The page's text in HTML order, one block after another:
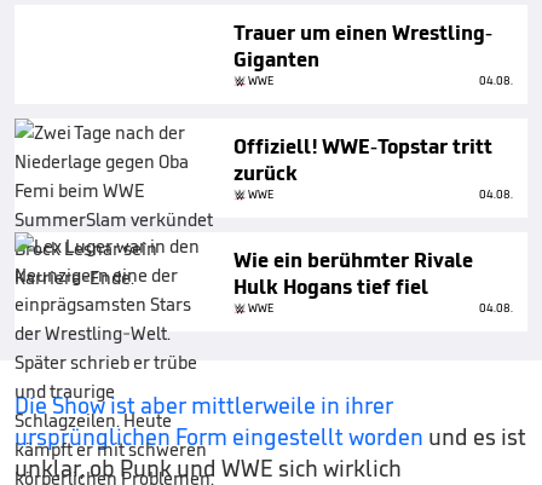
Trauer um einen Wrestling-
Giganten
WWE 04.08.
Offiziell! WWE-Topstar tritt
zurück
WWE 04.08.
Wie ein berühmter Rivale
Hulk Hogans tief fiel
WWE 04.08.
Die Show ist aber mittlerweile in ihrer
ursprünglichen Form eingestellt worden und es ist
unklar, ob Punk und WWE sich wirklich